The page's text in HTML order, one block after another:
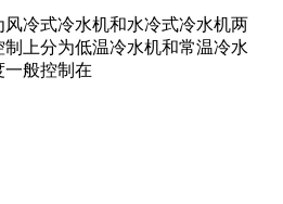
冷式冷水机和水冷式冷水机两
上分为低温冷水机和常温冷水
般控制在